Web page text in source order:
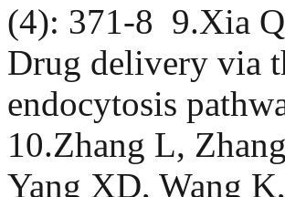
(4): 371-8 9.Xia
Drug delivery via
endocytosis
10.Zhang L,
Yang XD, Wang